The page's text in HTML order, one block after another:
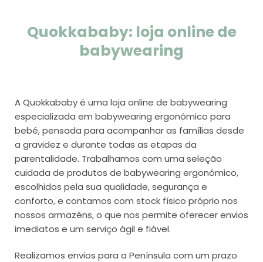
Quokkababy: loja online de
babywearing
A Quokkababy é uma loja online de babywearing
especializada em babywearing ergonómico para
bebé, pensada para acompanhar as famílias desde
a gravidez e durante todas as etapas da
parentalidade. Trabalhamos com uma seleção
cuidada de produtos de babywearing ergonómico,
escolhidos pela sua qualidade, segurança e
conforto, e contamos com stock físico próprio nos
nossos armazéns, o que nos permite oferecer envios
imediatos e um serviço ágil e fiável.
Realizamos envios para a Península com um prazo